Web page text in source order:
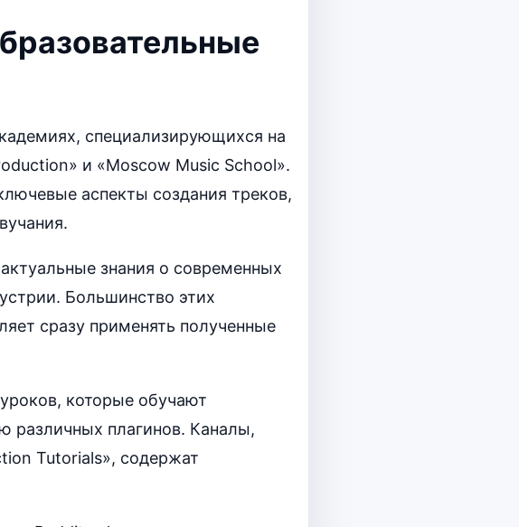
специализирующихся на
и «Moscow Music School».
аспекты создания треков,
знания о современных
Большинство этих
сразу применять полученные
которые обучают
различных плагинов. Каналы,
Tutorials», содержат